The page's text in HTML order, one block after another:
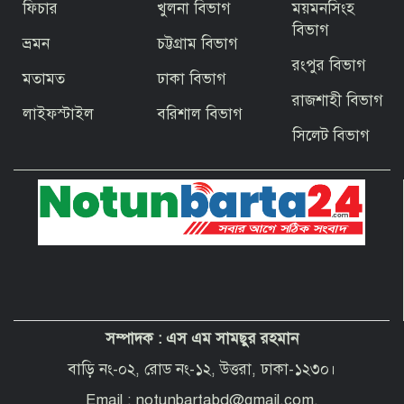
জিয়ার স্বাধীনতার ঘোষণার অভয়মন্ত্রে যুদ্ধে
বাগেরহাটের ফকিরহাটে শেষ মুহূর্তে ব্যস্ত সময়
পার করছেন কামারশিল্পীরা
দেশবাসীকে প্রধানমন্ত্রীর ঈদুল আজহার
শুভেচ্ছা
“অপরাধী যেই হোক, তার কোনো ছাড় নয়”—
বাগেরহাটের নবাগত পুলিশ সুপার
ফিচার
ভ্রমন
মতামত
লাইফস্টাইল
খুলনা বিভাগ
চট্টগ্রাম বিভাগ
ঢাকা বিভাগ
বরিশাল বিভাগ
ময়মনসিংহ
বিভাগ
রংপুর বিভাগ
রাজশাহী বিভাগ
সিলেট বিভাগ
সম্পাদক : এস এম সামছুর রহমান
বাড়ি নং-০২, রোড নং-১২, উত্তরা, ঢাকা-১২৩০।
Email : notunbartabd@gmail.com,